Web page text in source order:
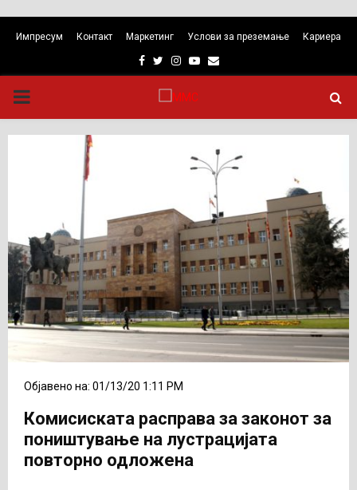
Импресум Контакт Маркетинг Услови за преземање Кариера
Facebook
TwitterInstagram
Youtube
Email
PRIMARY
MENU
Објавено на: 01/13/20 1:11 PM
Комисиската расправа за законот за
поништување на лустрацијата
повторно одложена